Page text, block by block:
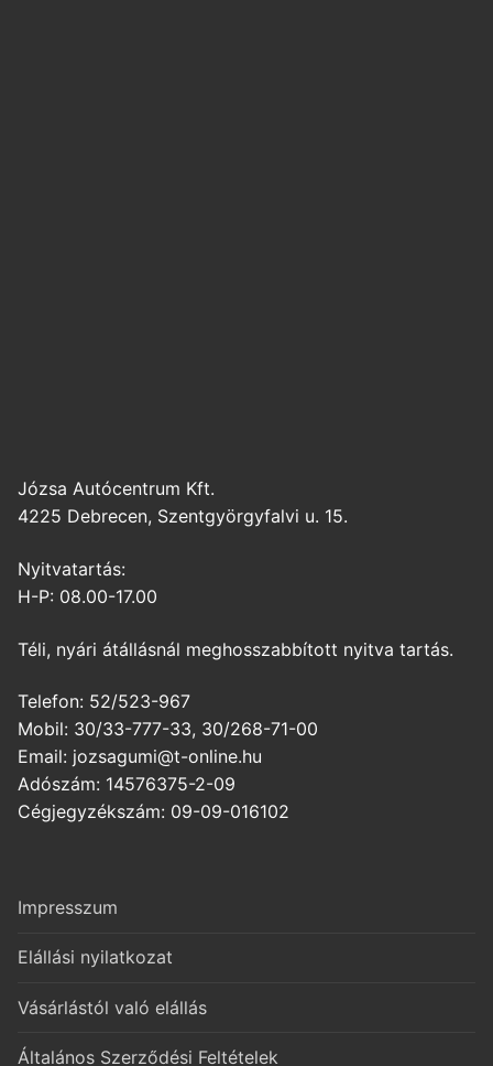
Józsa Autócentrum Kft.
4225 Debrecen, Szentgyörgyfalvi u. 15.
Nyitvatartás:
H-P: 08.00-17.00
Téli, nyári átállásnál meghosszabbított nyitva tartás.
Telefon: 52/523-967
Mobil: 30/33-777-33, 30/268-71-00
Email: jozsagumi@t-online.hu
Adószám: 14576375-2-09
Cégjegyzékszám: 09-09-016102
Impresszum
Elállási nyilatkozat
Vásárlástól való elállás
Általános Szerződési Feltételek